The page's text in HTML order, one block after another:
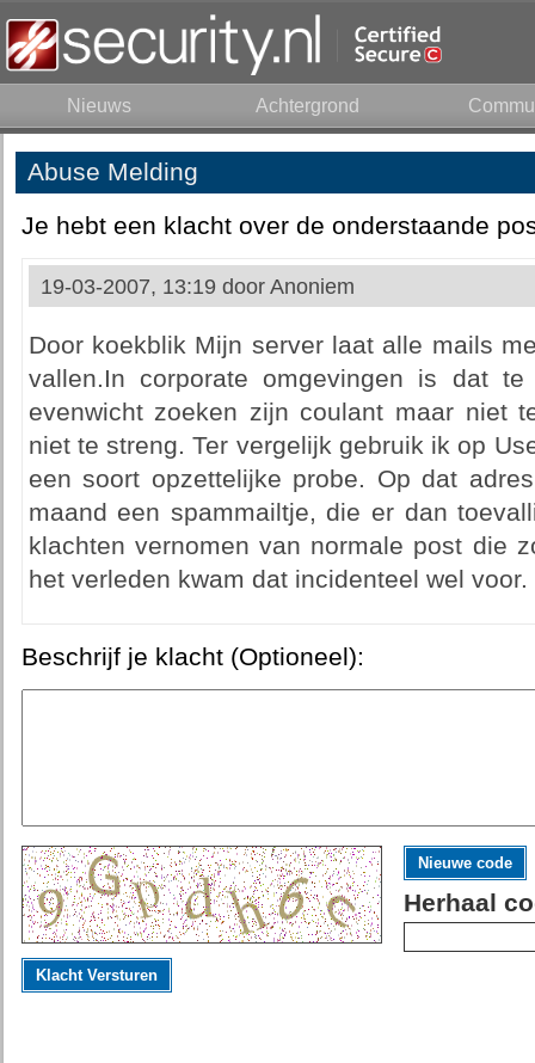
Nieuws Achtergrond
Abuse Melding
Je hebt een klacht over de onderstaande
19-03-2007, 13:19 door Anoniem
Door koekblik Mijn server laat alle mails
vallen.In corporate omgevingen is dat
evenwicht zoeken zijn coulant maar niet
niet te streng. Ter vergelijk gebruik ik op
een soort opzettelijke probe. Op dat
maand een spammailtje, die er dan
klachten vernomen van normale post die
het verleden kwam dat incidenteel wel
Beschrijf je klacht (Optioneel):
Nieuwe code
Herhaal
Klacht Versturen